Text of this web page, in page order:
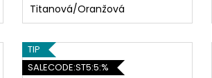
Titanová/Oranžová
TIP
SALECODE:ST5:5:%